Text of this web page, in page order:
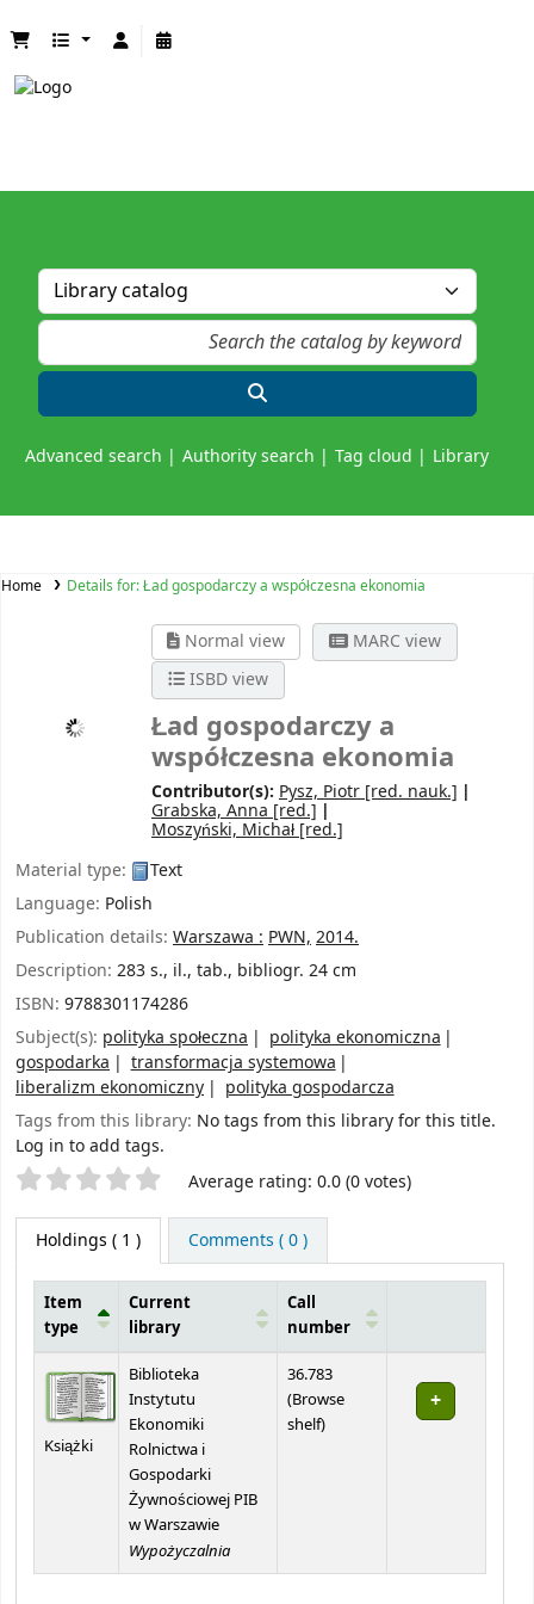
Advanced search Authority search Tag cloud Library
Home Details for:Ład gospodarczy a współczesna ekonomia
Normal view
MARC view
ISBD view
Ład gospodarczy a
współczesna ekonomia
Contributor(s): Pysz, Piotr [red. nauk.]
Grabska, Anna [red.]
Moszyński, Michał [red.]
Material type:
Text
Language: Polish
Publication details: Warszawa : PWN, 2014.
Description: 283 s., il., tab., bibliogr. 24 cm
ISBN: 9788301174286
Subject(s): polityka społeczna
polityka ekonomiczna
gospodarka
transformacja systemowa
liberalizm ekonomiczny
polityka gospodarcza
Tags from this library: No tags from this library for this title.
Log in to add tags.
Star ratings Average rating: 0.0 (0 votes)
Holdings ( 1 ) Comments ( 0 )
Item
type
Current
library
Call
number
Książki
Biblioteka
Instytutu
Ekonomiki
Rolnictwa i
Gospodarki
Żywnościowej PIB
w Warszawie
Wypożyczalnia
36.783
(Browse
shelf(Opens below)
)